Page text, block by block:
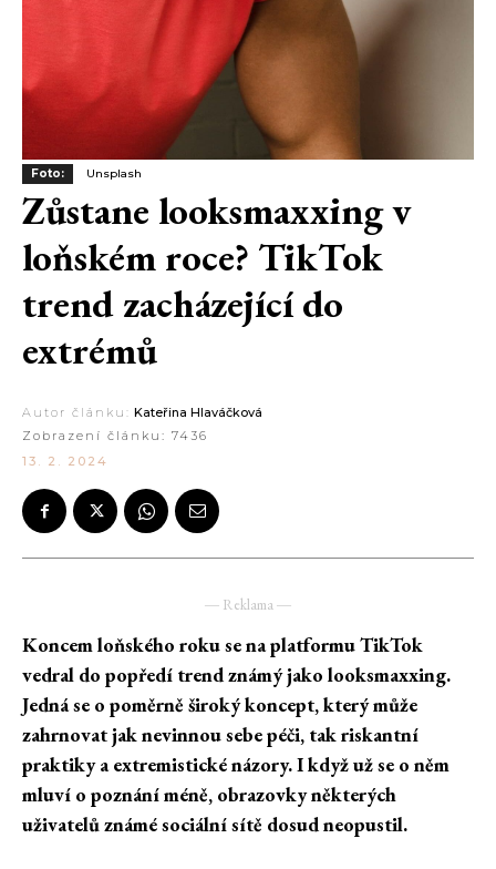
Foto: Unsplash
Zůstane looksmaxxing v
loňském roce? TikTok
trend zacházející do
extrémů
Autor článku: Kateřina Hlaváčková
Zobrazení článku: 7436
13. 2. 2024
― Reklama ―
Koncem loňského roku se na platformu TikTok
vedral do popředí trend známý jako looksmaxxing.
Jedná se o poměrně široký koncept, který může
zahrnovat jak nevinnou sebe péči, tak riskantní
praktiky a extremistické názory. I když už se o něm
mluví o poznání méně, obrazovky některých
uživatelů známé sociální sítě dosud neopustil.